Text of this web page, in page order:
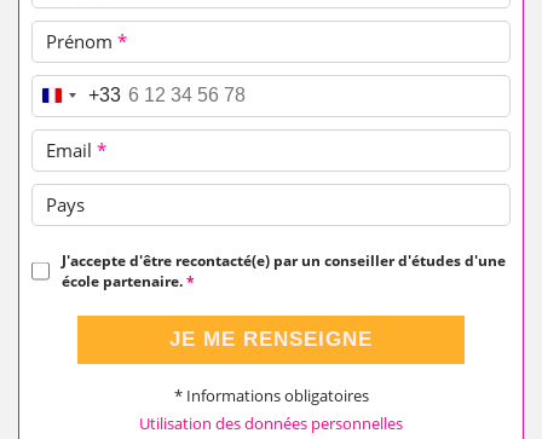
Prénom *
Téléphone *
+33
Email *
Pays
J'accepte d'être recontacté(e) par un conseiller d'études d'une
école partenaire.*
JE ME RENSEIGNE
* Informations obligatoires
Utilisation des données personnelles